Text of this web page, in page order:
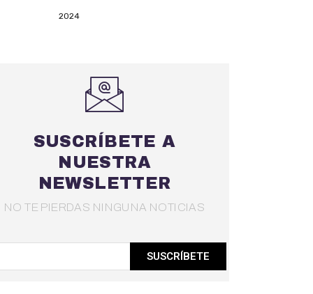
2024
SUSCRÍBETE A
NUESTRA
NEWSLETTER
NO TE PIERDAS NINGUNA NOTICIAS
SUSCRÍBETE